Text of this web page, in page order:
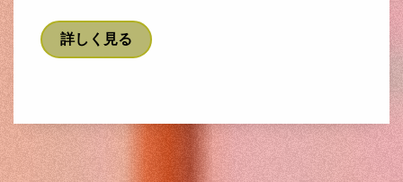
詳しく見る